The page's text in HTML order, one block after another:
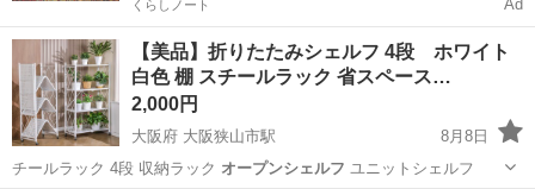
くらしノート Ad
【美品】折りたたみシェルフ 4段 ホワイト
白色 棚 スチールラック 省スペース…
2,000円
大阪府 大阪狭山市駅
8月8日
チールラック 4段 収納ラック オープンシェルフ ユニットシェルフ